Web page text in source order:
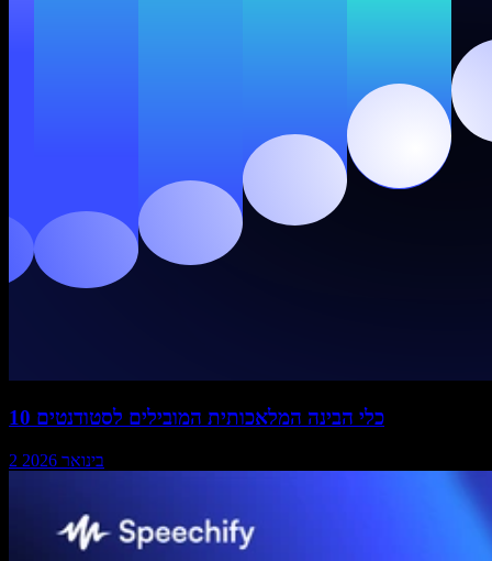
10 כלי הבינה המלאכותית המובילים לסטודנטים
2 בינואר 2026